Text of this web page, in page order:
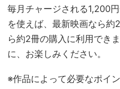
毎月チャージされる1,200
を使えば、最新映画なら約
ら約2冊の購入に利用でき
に、お楽しみください。
※作品によって必要なポイ